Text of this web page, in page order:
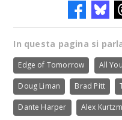
In questa pagina si
Edge of Tomorrow All
Doug Liman Brad Pitt
Dante Harper Alex